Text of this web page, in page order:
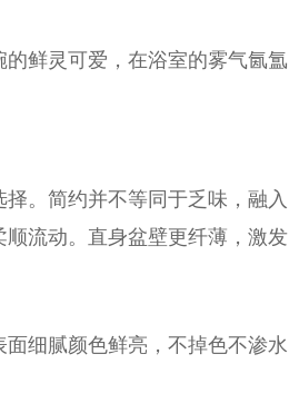
鲜灵可爱，在浴室的雾气氤氲
。简约并不等同于乏味，融入
流动。直身盆壁更纤薄，激发
面细腻颜色鲜亮，不掉色不渗水